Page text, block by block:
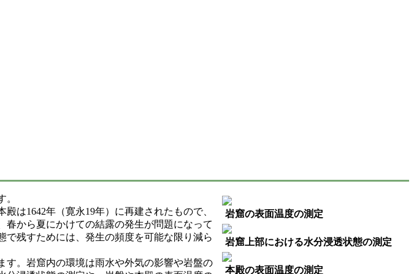
岩窟の表面温度の測定
岩窟上部における水分浸透状態の測定
本殿の表面温度の測定
は1642年（寛永19年）に再建されたもので、
から夏にかけての結露の発生が問題になって
残すためには、発生の頻度を可能な限り減ら
。岩窟内の環境は雨水や外気の影響や岩盤の